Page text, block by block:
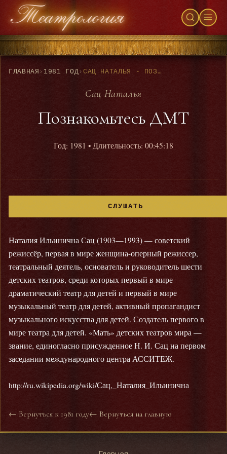
ГЛАВНАЯ › 1981 ГОД› САЦ НАТАЛЬЯ - ПОЗНАКОМЬТЕСЬ ДМТ
Сац Наталья
Познакомьтесь ДМТ
Год: 1981 • Длительность: 00:45:18
СЛУШАТЬ
Наталия Ильинична Сац (1903—1993) — советский
режиссёр, первая в мире женщина-оперный режиссер,
театральный деятель, основатель и руководитель шести
детских театров, среди которых первый в мире
драматический театр для детей и первый в мире
музыкальный театр для детей, активный пропагандист
музыкального искусства для детей. Создатель первого в
мире театра для детей. «Мать» детских театров мира —
звание, единогласно присужденное Н. И. Сац на первом
заседании международного центра АССИТЕЖ.
http://ru.wikipedia.org/wiki/Сац,_Наталия_Ильинична
← Вернуться к 1981 году← Вернуться на главную